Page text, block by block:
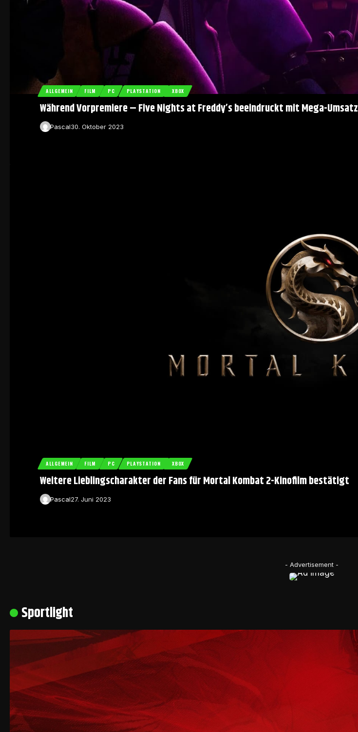
ALLGEMEIN FILM PC PLAYSTATION XBOX
Während Vorpremiere – Five Nights at Freddy’s beeindruckt mit Mega-Umsatz
Pascal30. Oktober 2023
ALLGEMEIN FILM PC PLAYSTATION XBOX
Weitere Lieblingscharakter der Fans für Mortal Kombat 2-Kinofilm bestätigt
Pascal27. Juni 2023
- Advertisement -
Sportlight